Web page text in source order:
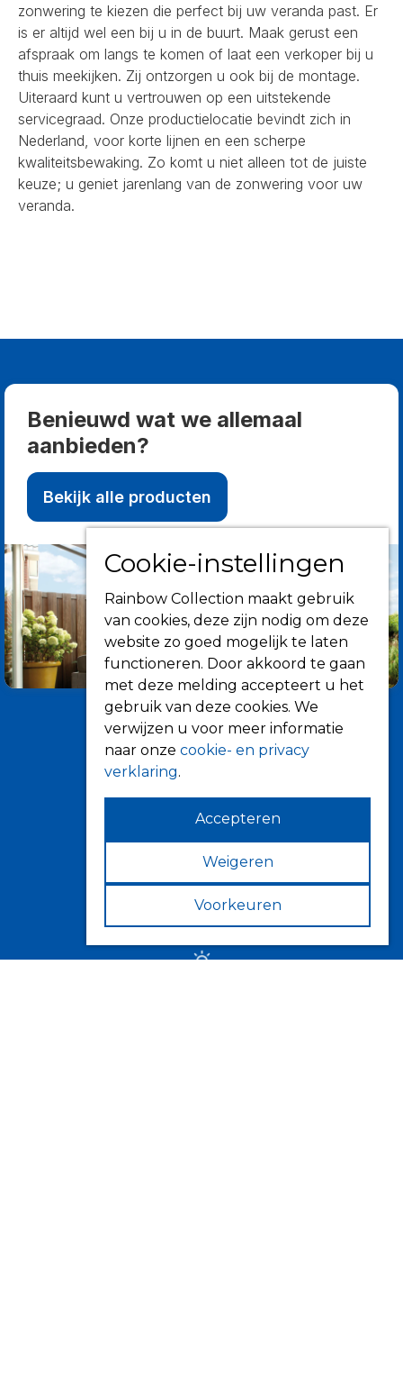
zonwering te kiezen die perfect bij uw veranda past. Er
is er altijd wel een bij u in de buurt. Maak gerust een
afspraak om langs te komen of laat een verkoper bij u
thuis meekijken. Zij ontzorgen u ook bij de montage.
Uiteraard kunt u vertrouwen op een uitstekende
servicegraad. Onze productielocatie bevindt zich in
Nederland, voor korte lijnen en een scherpe
kwaliteitsbewaking. Zo komt u niet alleen tot de juiste
keuze; u geniet jarenlang van de zonwering voor uw
veranda.
Benieuwd wat we allemaal
aanbieden?
Bekijk alle producten
Informatie
Over ons
Tips
Verkooppunten
Cookie-instellingen
Rainbow Collection maakt gebruik
van cookies, deze zijn nodig om deze
website zo goed mogelijk te laten
functioneren. Door akkoord te gaan
met deze melding accepteert u het
gebruik van deze cookies. We
verwijzen u voor meer informatie
naar onze cookie- en privacy
verklaring.
Accepteren
Weigeren
Voorkeuren